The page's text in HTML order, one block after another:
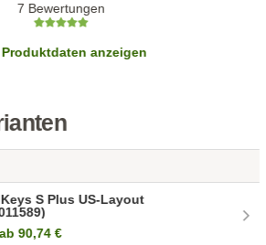
7 Bewertungen
anzeigen
S Plus US-Layout
90,74 €